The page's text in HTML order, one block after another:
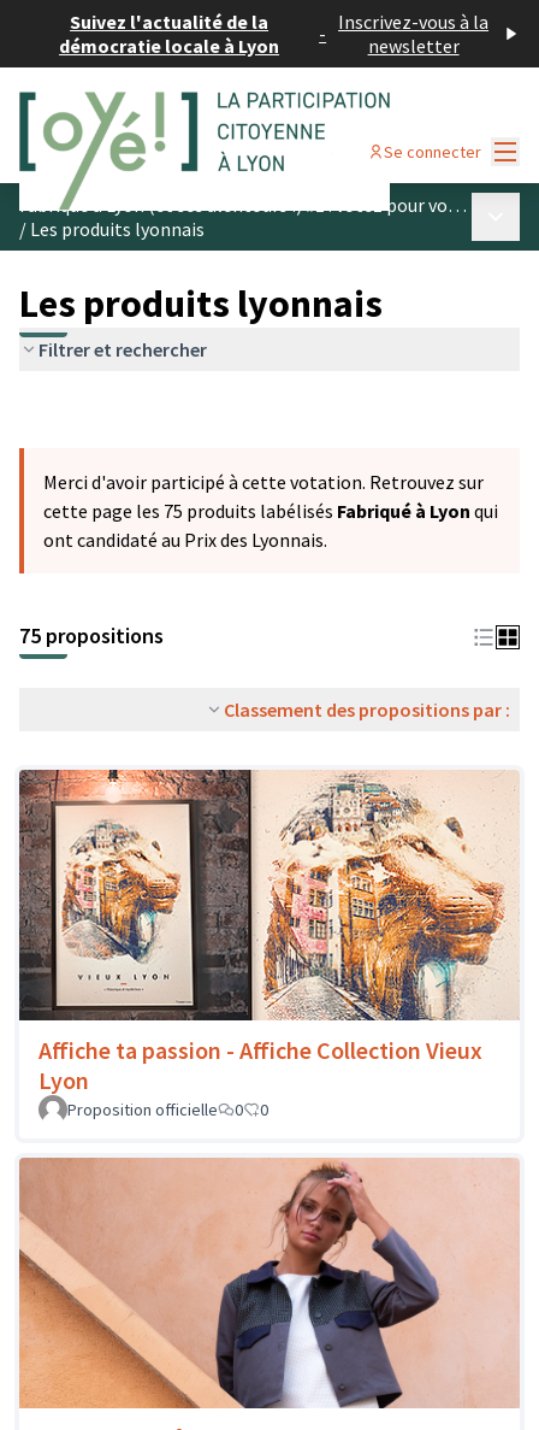
Suivez l'actualité de la
démocratie locale à Lyon
- Inscrivez-vous à la
newsletter
Se connecter
Fabriqué à Lyon (et ses alentours !) #1 : votez pour vos produits préférés
/ Les produits lyonnais
Les produits lyonnais
Filtrer et rechercher
Merci d'avoir participé à cette votation. Retrouvez sur
cette page les 75 produits labélisés Fabriqué à Lyon qui
ont candidaté au Prix des Lyonnais.
75 propositions
Classement des propositions par :
Affiche ta passion - Affiche Collection Vieux
Lyon
Proposition officielle 0 0